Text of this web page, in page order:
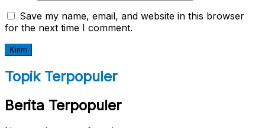
Save my name, email, and website in this browser
for the next time I comment.
Topik Terpopuler
Berita Terpopuler